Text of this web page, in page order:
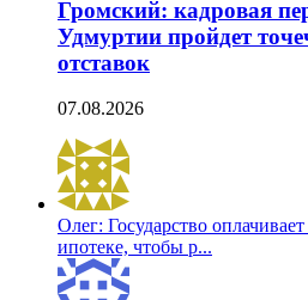
Громский: кадровая
Удмуртии пройдет
отставок
07.08.2026
Олег: Государство
ипотеке, чтобы р...